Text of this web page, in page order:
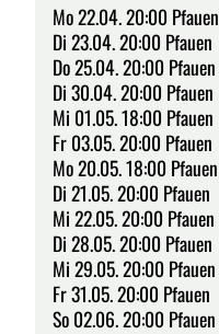
Mo 22.04. 20:00 Pfauen
Di 23.04. 20:00 Pfauen
Do 25.04. 20:00 Pfauen
Di 30.04. 20:00 Pfauen
Mi 01.05. 18:00 Pfauen
Fr 03.05. 20:00 Pfauen
Mo 20.05. 18:00 Pfauen
Di 21.05. 20:00 Pfauen
Mi 22.05. 20:00 Pfauen
Di 28.05. 20:00 Pfauen
Mi 29.05. 20:00 Pfauen
Fr 31.05. 20:00 Pfauen
So 02.06. 20:00 Pfauen